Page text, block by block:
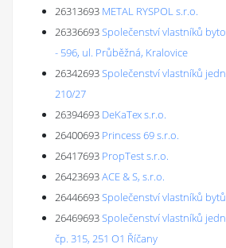
26313693 METAL RYSPOL s.r.o.
26336693Společenství vlastníků
- 596, ul. Průběžná, Kralovice
26342693Společenství vlastníků
210/27
26394693 DeKaTex s.r.o.
26400693 Princess 69 s.r.o.
26417693 PropTest s.r.o.
26423693ACE & S, s.r.o.
26446693Společenství vlastníků
26469693Společenství vlastníků
čp. 315, 251 O1 Říčany